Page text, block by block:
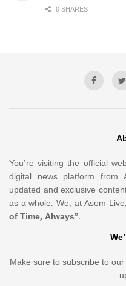
0 SHARES
You’re visiting the official
digital news platform from
updated and exclusive
as a whole. We, at Asom
of Time, Always”.
Make sure to subscribe to